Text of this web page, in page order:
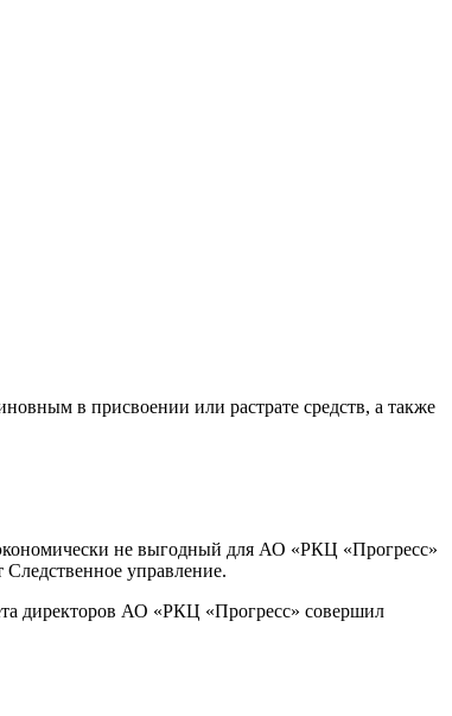
в присвоении или растрате средств, а также
не выгодный для АО «РКЦ «Прогресс»
управление.
директоров АО «РКЦ «Прогресс» совершил